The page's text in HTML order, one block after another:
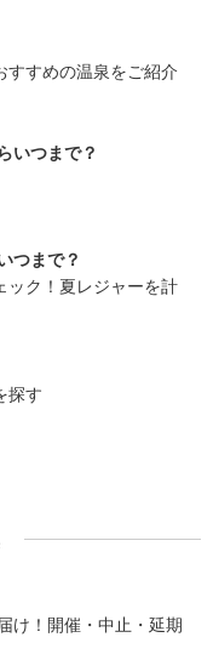
すすめの温泉をご紹介
いつまで？
つまで？
ック！夏レジャーを計
探す
け！開催・中止・延期